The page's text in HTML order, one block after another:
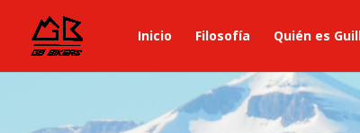
Inicio Filosofía Quién es